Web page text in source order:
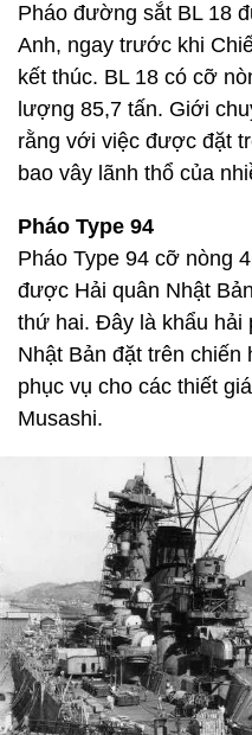
Pháo đường sắt BL 18
Anh, ngay trước khi
kết thúc. BL 18 có cỡ
lượng 85,7 tấn. Giới
rằng với việc được đặt
bao vây lãnh thổ của
Pháo Type 94
Pháo Type 94 cỡ nòng
được Hải quân Nhật
thứ hai. Đây là khẩu hải
Nhật Bản đặt trên
phục vụ cho các thiết
Musashi.